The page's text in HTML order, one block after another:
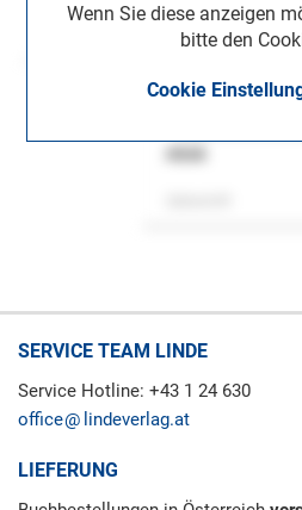
Wenn Sie diese anzeigen
bitte den
Cookie
SERVICE TEAM LINDE
Service Hotline: +43 1 24 630
office
lindeverlag.at
LIEFERUNG